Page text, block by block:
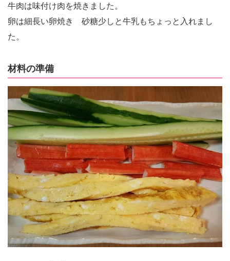
牛肉は味付け肉を焼きました。
卵は細長い卵焼き 砂糖少しと牛乳もちょっと入れまし
た。
材料の準備